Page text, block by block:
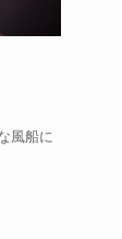
風船に